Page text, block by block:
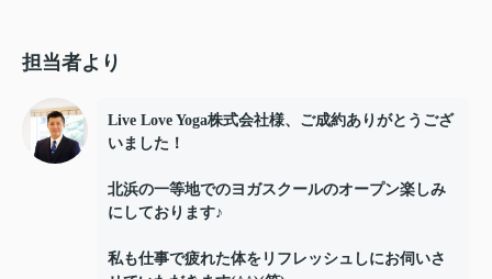
担当者より
Live Love Yoga株式会社様、ご成約ありがとうござ
いました！
北浜の一等地でのヨガスクールのオープン楽しみ
にしております♪
私も仕事で疲れた体をリフレッシュしにお伺いさ